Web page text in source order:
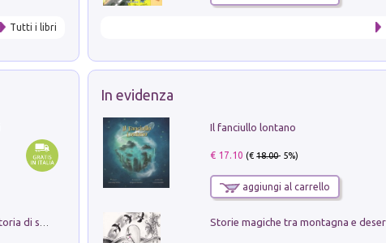
Tutti i libri
In evidenza
Il fanciullo lontano
€ 17.10 (€18.00- 5%)
aggiungi al carrello
Storie magiche tra montagna e